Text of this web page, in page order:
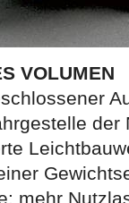
VOLUMEN
mehr